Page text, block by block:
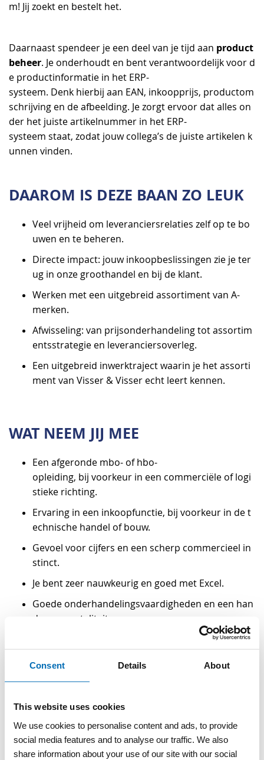
Consent Details About
This website uses cookies
We use cookies to personalise content and ads, to provide
social media features and to analyse our traffic. We also
share information about your use of our site with our social
m! Jij zoekt en bestelt het.
Daarnaast spendeer je een deel van je tijd aan product
beheer. Je onderhoudt en bent verantwoordelijk voor d
e productinformatie in het ERP-
systeem. Denk hierbij aan EAN, inkoopprijs, productom
schrijving en de afbeelding. Je zorgt ervoor dat alles on
der het juiste artikelnummer in het ERP-
systeem staat, zodat jouw collega’s de juiste artikelen k
unnen vinden.
DAAROM IS DEZE BAAN ZO LEUK
Veel vrijheid om leveranciersrelaties zelf op te bo
uwen en te beheren.
Directe impact: jouw inkoopbeslissingen zie je ter
ug in onze groothandel en bij de klant.
Werken met een uitgebreid assortiment van A-
merken.
Afwisseling: van prijsonderhandeling tot assortim
entsstrategie en leveranciersoverleg.
Een uitgebreid inwerktraject waarin je het assorti
ment van Visser & Visser echt leert kennen.
WAT NEEM JIJ MEE
Een afgeronde mbo- of hbo-
opleiding, bij voorkeur in een commerciële of logi
stieke richting.
Ervaring in een inkoopfunctie, bij voorkeur in de t
echnische handel of bouw.
Gevoel voor cijfers en een scherp commercieel in
stinct.
Je bent zeer nauwkeurig en goed met Excel.
Goede onderhandelingsvaardigheden en een han
ds-on mentaliteit.
Goede beheersing van de Nederlandse taal.
Ervaring met werken in een PIM-systeem en ERP-
WAT BIEDEN WIJ JOU?
MKB-